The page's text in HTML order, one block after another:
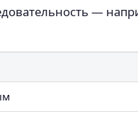
—